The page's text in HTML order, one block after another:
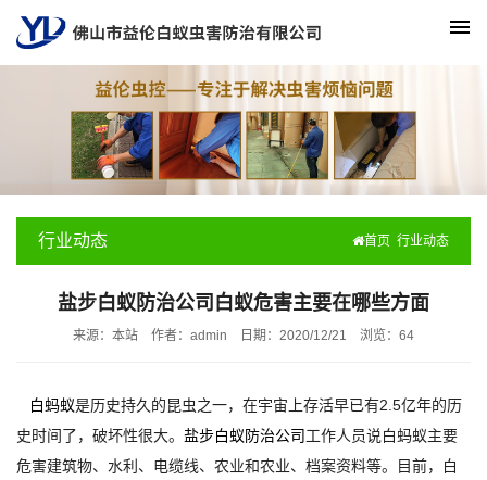
行业动态 首页 行业动态
盐步白蚁防治公司白蚁危害主要在哪些方面
来源：本站 作者：admin 日期：2020/12/21 浏览： 64
白蚂蚁是历史持久的昆虫之一，在宇宙上存活早已有2.5亿年的历
史时间了，破坏性很大。 盐步白蚁防治公司工作人员说白蚂蚁主要
危害建筑物、水利、电缆线、农业和农业、档案资料等。目前，白